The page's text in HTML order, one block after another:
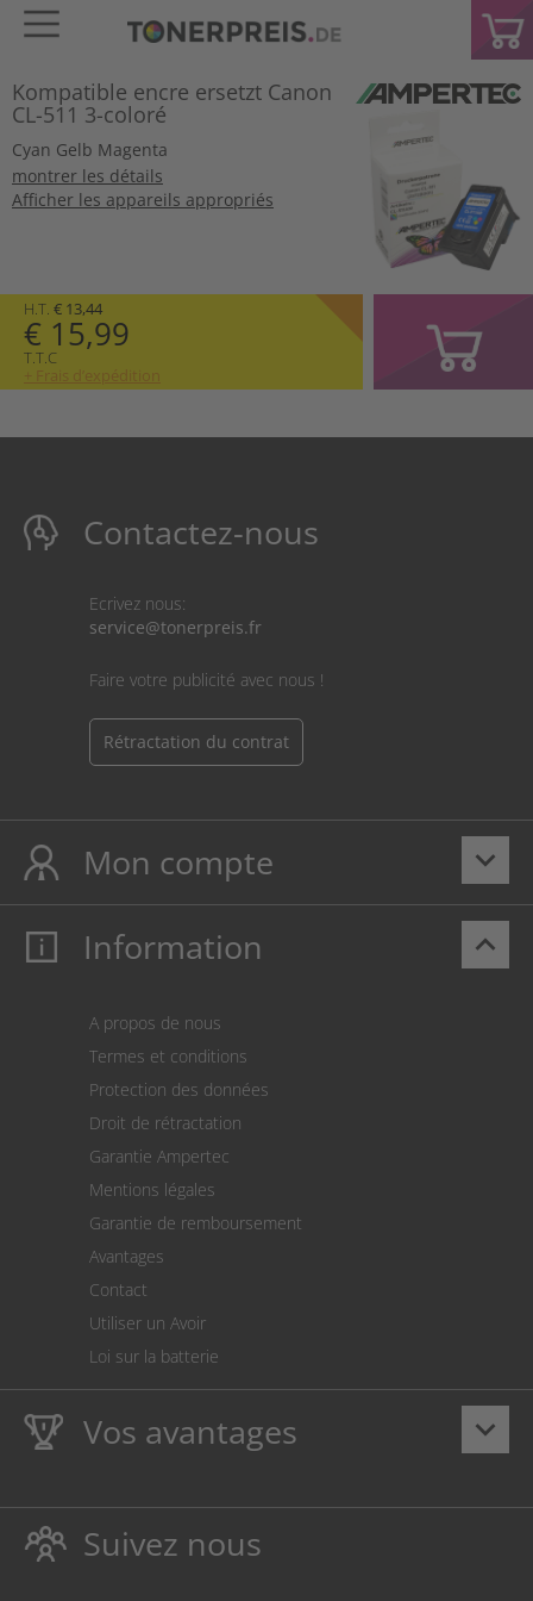
Kompatible encre ersetzt Canon
CL-511 3-coloré
Cyan Gelb Magenta
montrer les détails
Afficher les appareils appropriés
H.T. € 13,44
€ 15,99
T.T.C
+ Frais d’expédition
Contactez-nous
Ecrivez nous:
service@tonerpreis.fr
Faire votre publicité avec nous !
Rétractation du contrat
keyboard_arrow_down
Mon compte
Mon compte
Paiement
Le calculateur des frais de port
Paramètres des cookies
keyboard_arrow_up
Information
A propos de nous
Termes et conditions
Protection des données
Droit de rétractation
Garantie Ampertec
Mentions légales
Garantie de remboursement
Avantages
Contact
Utiliser un Avoir
Loi sur la batterie
keyboard_arrow_down
Vos avantages
LaAmpertec Garantie à viesur les encres et toners
Suivez nous